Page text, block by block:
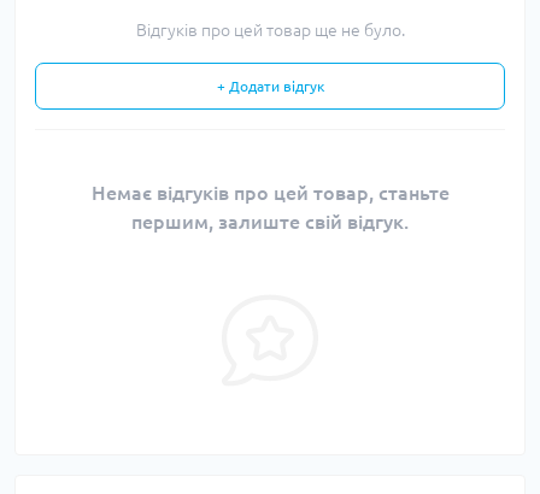
Відгуків про цей товар ще не було.
+ Додати відгук
Немає відгуків про цей товар, станьте
першим, залиште свій відгук.